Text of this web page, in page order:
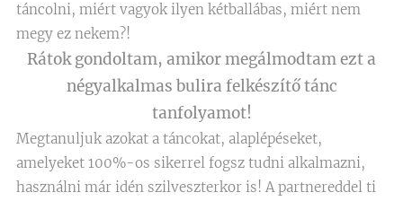
táncolni, miért vagyok ilyen kétballábas, miért nem
megy ez nekem?!
Rátok gondoltam, amikor megálmodtam ezt a
négyalkalmas bulira felkészítő tánc
tanfolyamot!
Megtanuljuk azokat a táncokat, alaplépéseket,
amelyeket 100%-os sikerrel fogsz tudni alkalmazni,
használni már idén szilveszterkor is! A partnereddel ti